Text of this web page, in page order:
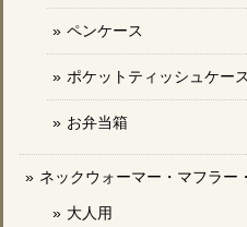
ペンケース
ポケットティッシュケース
お弁当箱
ネックウォーマー・マフラー
大人用